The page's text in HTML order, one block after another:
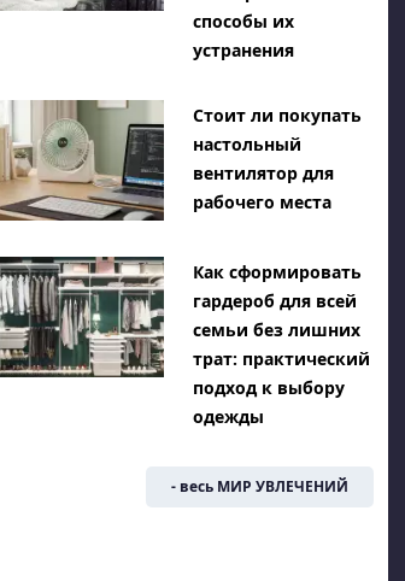
способы их
устранения
Стоит ли покупать
настольный
вентилятор для
рабочего места
Как сформировать
гардероб для всей
семьи без лишних
трат: практический
подход к выбору
одежды
- весь МИР УВЛЕЧЕНИЙ